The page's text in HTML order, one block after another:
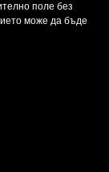
поле без
може да бъде